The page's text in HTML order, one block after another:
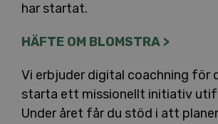
har startat.
HÄFTE OM BLOMSTRA >
Vi erbjuder digital coachning för
starta ett missionellt initiativ
Under året får du stöd i att